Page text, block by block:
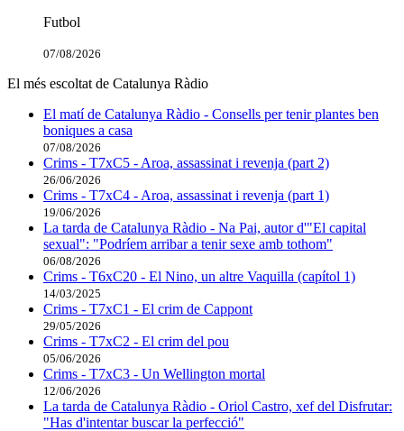
Futbol
07/08/2026
El més escoltat de Catalunya Ràdio
El matí de Catalunya Ràdio - Consells per tenir plantes ben
boniques a casa
07/08/2026
Crims - T7xC5 - Aroa, assassinat i revenja (part 2)
26/06/2026
Crims - T7xC4 - Aroa, assassinat i revenja (part 1)
19/06/2026
La tarda de Catalunya Ràdio - Na Pai, autor d'"El capital
sexual": "Podríem arribar a tenir sexe amb tothom"
06/08/2026
Crims - T6xC20 - El Nino, un altre Vaquilla (capítol 1)
14/03/2025
Crims - T7xC1 - El crim de Cappont
29/05/2026
Crims - T7xC2 - El crim del pou
05/06/2026
Crims - T7xC3 - Un Wellington mortal
12/06/2026
La tarda de Catalunya Ràdio - Oriol Castro, xef del Disfrutar:
"Has d'intentar buscar la perfecció"